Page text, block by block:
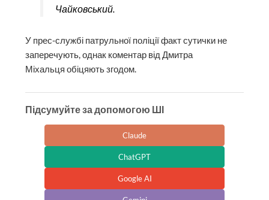
Чайковський.
У прес-службі патрульної поліції факт сутички не
заперечують, однак коментар від Дмитра
Міхальця обіцяють згодом.
Підсумуйте за допомогою ШІ
Claude
ChatGPT
Google AI